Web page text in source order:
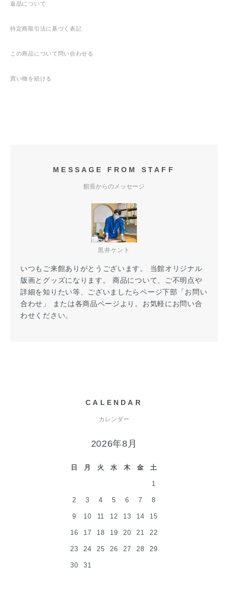
返品について
特定商取引法に基づく表記
この商品について問い合わせる
買い物を続ける
MESSAGE FROM STAFF
館長からのメッセージ
黒井ケント
いつもご来館ありがとうございます。 当館オリジナル
版画とグッズになります。 商品について、ご不明点や
詳細を知りたい等、ございましたらページ下部「お問い
合わせ」 または各商品ページより。お気軽にお問い合
わせください。
CALENDAR
カレンダー
2026年8月
日 月 火 水 木 金 土
1
2 3 4 5 6 7 8
9 10 11 12 13 14 15
16 17 18 19 20 21 22
23 24 25 26 27 28 29
30 31